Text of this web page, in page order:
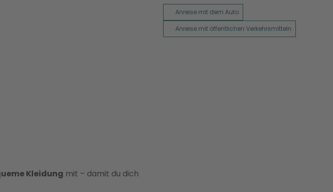
Kleidung mit – damit du dich
Anreise mit dem Auto
Anreise mit öffentlichen Verkehrsmitteln